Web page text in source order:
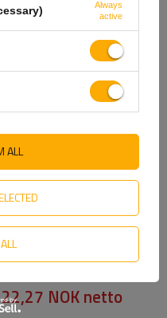
Firkantklemme M12 70/42/70
22,27 NOKnetto
Always
active
ALL